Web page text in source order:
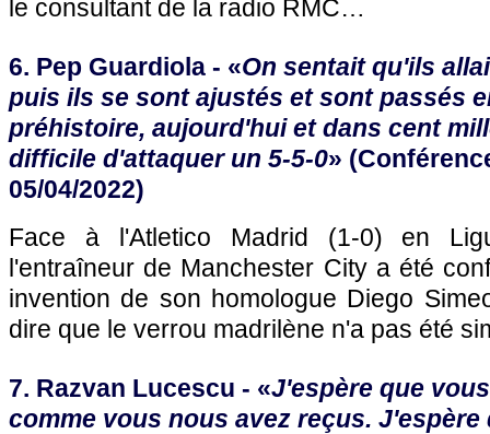
le consultant de la radio RMC…
6. Pep Guardiola - «On sentait qu'ils
puis ils se sont ajustés et sont passés
préhistoire, aujourd'hui et dans cent
difficile d'attaquer un 5-5-0»
05/04/2022)
Face à l'Atletico Madrid (1-0) en
l'entraîneur de Manchester City a été
invention de son homologue Diego
dire que le verrou madrilène n'a pas été
7. Razvan Lucescu - «J'espère que
comme vous nous avez reçus. J'espère